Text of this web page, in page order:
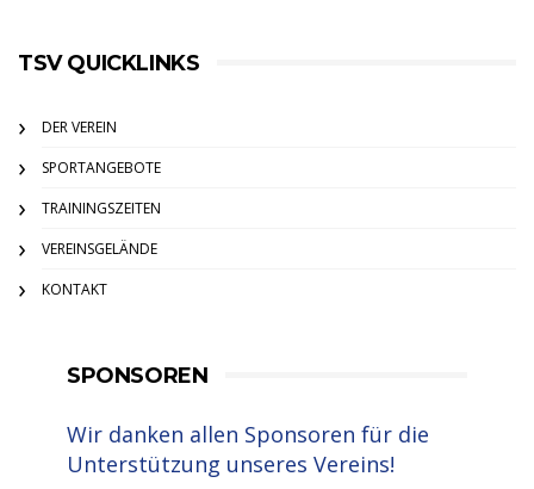
TSV QUICKLINKS
DER VEREIN
SPORTANGEBOTE
TRAININGSZEITEN
VEREINSGELÄNDE
KONTAKT
SPONSOREN
Wir danken allen Sponsoren für die
Unterstützung unseres Vereins!